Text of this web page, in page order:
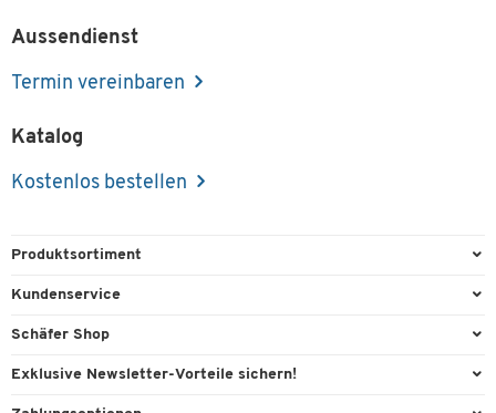
Aussendienst
Termin vereinbaren
Katalog
Kostenlos bestellen
Produktsortiment
Büroausstattung
Kundenservice
Direktbestellung
Schäfer Shop
Arbeitsplatzexperten
Exklusive Newsletter-Vorteile sichern!
Willkommensgeschenk